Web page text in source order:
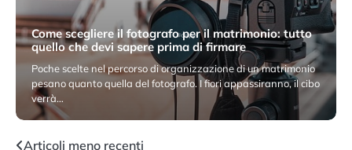
Come scegliere il fotografo per il matrimonio: tutto
quello che devi sapere prima di firmare
Poche scelte nel percorso di organizzazione di un matrimonio
pesano quanto quella del fotografo. I fiori appassiranno, il cibo
verrà…
16 Marzo 2026
Articoli meno recenti